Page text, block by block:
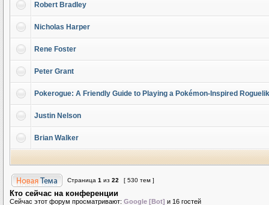
Robert Bradley
Nicholas Harper
Rene Foster
Peter Grant
Pokerogue: A Friendly Guide to Playing a Pokémon-Inspired
Justin Nelson
Brian Walker
Страница 1 из 22 [ 530 тем ]
Кто сейчас на конференции
Сейчас этот форум просматривают: Google [Bot] и 16 гостей